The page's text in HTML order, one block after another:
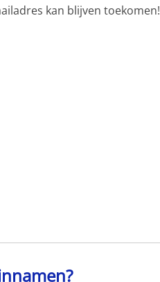
kan blijven toekomen!